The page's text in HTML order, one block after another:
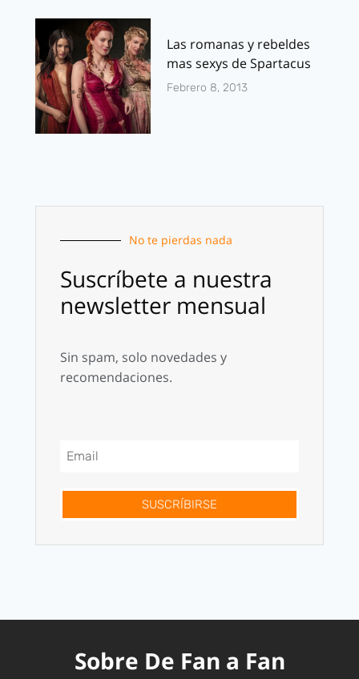
Las romanas y rebeldes
mas sexys de Spartacus
Febrero 8, 2013
No te pierdas nada
Suscríbete a nuestra
newsletter mensual
Sin spam, solo novedades y
recomendaciones.
SUSCRÍBIRSE
Sobre De Fan a Fan